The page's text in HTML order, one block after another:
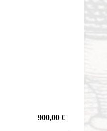
900,00 €